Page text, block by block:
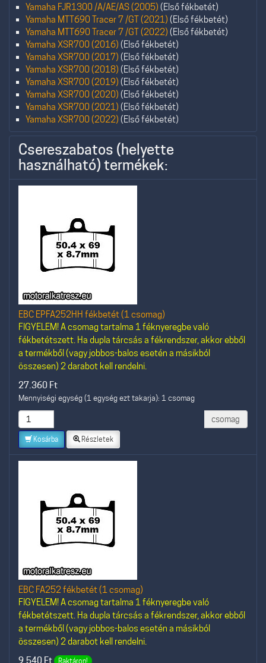
Yamaha FJR1300 /A/AE/AS (2005) (Első fékbetét)
Yamaha MTT690 Tracer 7 /GT (2021) (Első fékbetét)
Yamaha MTT690 Tracer 7 /GT (2022) (Első fékbetét)
Yamaha XSR700 (2016) (Első fékbetét)
Yamaha XSR700 (2017) (Első fékbetét)
Yamaha XSR700 (2018) (Első fékbetét)
Yamaha XSR700 (2019) (Első fékbetét)
Yamaha XSR700 (2020) (Első fékbetét)
Yamaha XSR700 (2021) (Első fékbetét)
Yamaha XSR700 (2022) (Első fékbetét)
Csereszabatos (helyette
használható) termékek:
EBC EPFA252HH fékbetét (1 csomag)
FIGYELEM! A csomag tartalma 1 féknyeregbe való
fékbetétszett. Ha dupla tárcsás a fékrendszer, akkor ebből
a termékből (vagy jobbos-balos esetén a másikból
összesen) 2 darabot kell rendelni.
27.360 Ft
Mennyiségi egység (1 egység ezt takarja): 1 csomag
csomag
Kosárba Részletek
EBC FA252 fékbetét (1 csomag)
FIGYELEM! A csomag tartalma 1 féknyeregbe való
fékbetétszett. Ha dupla tárcsás a fékrendszer, akkor ebből
a termékből (vagy jobbos-balos esetén a másikból
összesen) 2 darabot kell rendelni.
9.540 Ft Raktáron!